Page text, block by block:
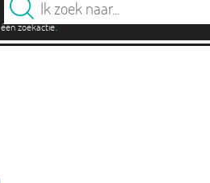
één zoekactie.